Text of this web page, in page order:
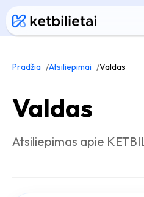
Pradžia Atsiliepimai Valdas
Valdas
Atsiliepimas apie